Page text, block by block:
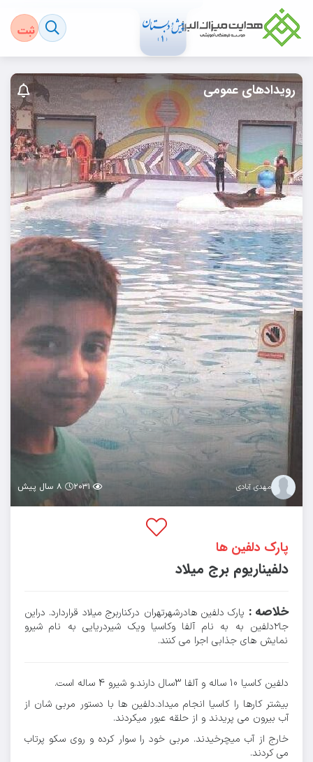
رویدادهای عمومی
مهدی آبادی ۲۰۳۱ ۸ سال پیش
پارک دلفین ها
دلفیناریوم برج میلاد
خلاصه : پارک دلفین هادرشهرتهران درکناربرج میلاد قراردارد. دراین
جا۲دلفین به به نام آلفا وکاسیا ویک شیردریایی به نام شیرو
نمایش های جذابی اجرا می کنند.
دلفین کاسیا 10 ساله و آلفا 3سال دارند.و شیرو 4 ساله است.
بیشتر کارها را کاسیا انجام میداد.دلفین ها با دستور مربی شان از
آب بیرون می پریدند و از حلقه عبور میکردند.
خارج از آب میچرخیدند. مربی خود را سوار کرده و روی سکو پرتاب
می کردند.